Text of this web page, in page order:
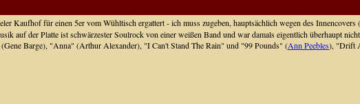
Kaufhof für einen 5er vom Wühltisch ergattert - ich muss zugeben, hauptsächlich wegen des Innencovers
auf der Platte ist schwärzester Soulrock von einer weißen Band und war damals eigentlich überhaupt
Barge), "Anna" (Arthur Alexander), "I Can't Stand The Rain" und "99 Pounds" (Ann Peebles), "Drift